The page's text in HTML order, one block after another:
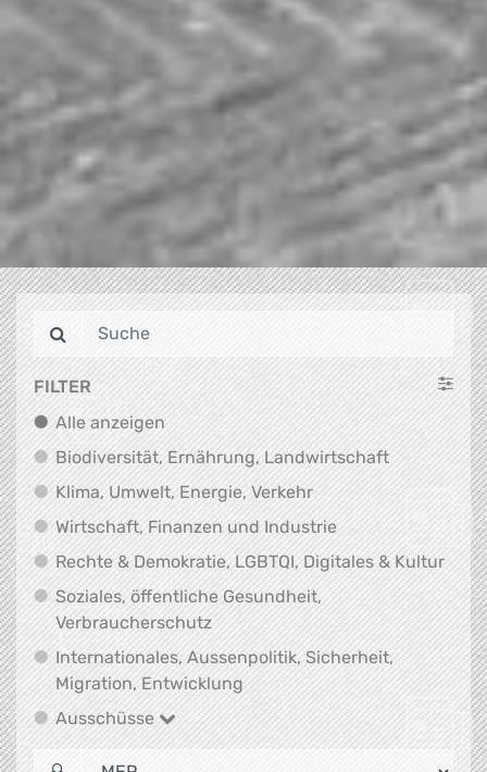
FILTER
Alle anzeigenAlle anzeigen
Biodiversität, Ernährung, Landwirtschaft
Klima, Umwelt, Energie, VerkehrKlima, Umwelt,
Wirtschaft, Finanzen und IndustrieWirtschaft,
Rechte & Demokratie, LGBTQI, Digitales & Kultur
Soziales, öffentliche Gesundheit,
VerbraucherschutzSoziales, öffentliche Gesundheit,
Internationales, Aussenpolitik, Sicherheit,
Migration, EntwicklungInternationales,
Ausschüsse
Ausschüsse